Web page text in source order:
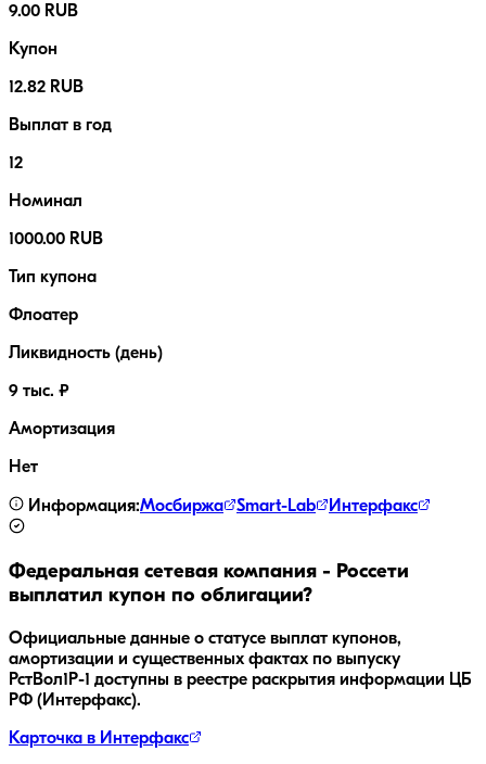
9.00 RUB
Купон
12.82 RUB
Выплат в год
12
Номинал
1000.00 RUB
Тип купона
Флоатер
Ликвидность (день)
9 тыс. ₽
Амортизация
Нет
Информация:Мосбиржа Smart-Lab Интерфакс
Федеральная сетевая компания - Россети
выплатил купон по облигации?
Официальные данные о статусе выплат купонов,
амортизации и существенных фактах по выпуску
РстВол1Р-1 доступны в реестре раскрытия информации ЦБ
РФ (Интерфакс).
Карточка в Интерфакс